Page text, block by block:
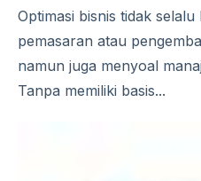
Optimasi bisnis tidak
pemasaran atau
namun juga menyoal
Tanpa memiliki basis...